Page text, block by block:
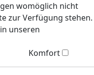
womöglich nicht
zur Verfügung stehen.
unseren
Komfort